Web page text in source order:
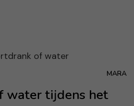
MARA
water tijdens het